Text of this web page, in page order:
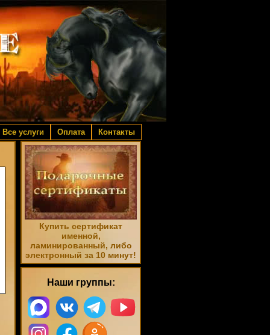
Все услуги Оплата Контакты
Купить сертификат
именной,
ламинированный, либо
электронный за 10 минут!
Наши группы: